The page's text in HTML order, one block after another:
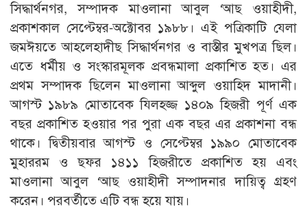
সিদ্ধার্থনগর, সম্পাদক মাওলানা আবুল ‘আছ ওয়াহীদী,
প্রকাশকাল সেপ্টেম্বর-অক্টোবর ১৯৮৮। এই পত্রিকাটি যেলা
জমঈয়তে আহলেহাদীছ সিদ্ধার্থনগর ও বাস্তীর মুখপত্র ছিল।
এতে ধর্মীয় ও সংস্কারমূলক প্রবন্ধমালা প্রকাশিত হত। এর
প্রথম সম্পাদক ছিলেন মাওলানা আব্দুল ওয়াহিদ মাদানী।
আগস্ট ১৯৮৯ মোতাবেক যিলহজ্জ ১৪০৯ হিজরী পূর্ণ এক
বছর প্রকাশিত হওয়ার পর পুরা এক বছর এর প্রকাশনা বন্ধ
থাকে। দ্বিতীয়বার আগস্ট ও সেপ্টেম্বর ১৯৯০ মোতাবেক
মুহাররম ও ছফর ১৪১১ হিজরীতে প্রকাশিত হয় এবং
মাওলানা আবুল ‘আছ ওয়াহীদী সম্পাদনার দায়িত্ব গ্রহণ
করেন। পরবর্তীতে এটি বন্ধ হয়ে যায়।